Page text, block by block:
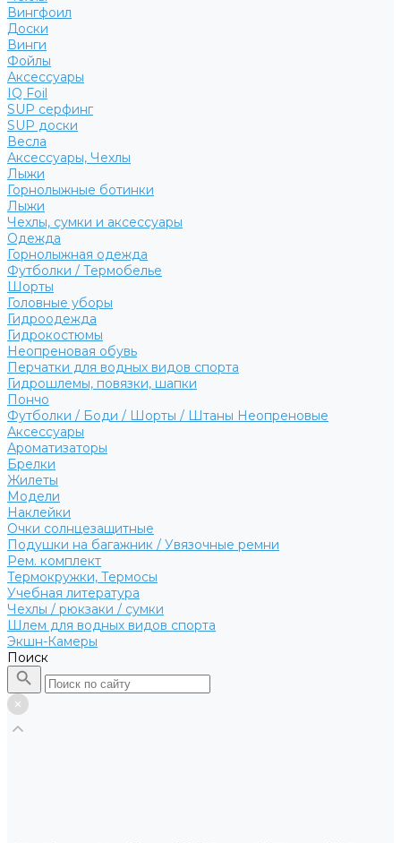
Вингфоил
Доски
Винги
Фойлы
Аксессуары
IQ Foil
SUP серфинг
SUP доски
Весла
Аксессуары, Чехлы
Лыжи
Горнолыжные ботинки
Лыжи
Чехлы, сумки и аксессуары
Одежда
Горнолыжная одежда
Футболки / Термобелье
Шорты
Головные уборы
Гидроодежда
Гидрокостюмы
Неопреновая обувь
Перчатки для водных видов спорта
Гидрошлемы, повязки, шапки
Пончо
Футболки / Боди / Шорты / Штаны Неопреновые
Аксессуары
Ароматизаторы
Брелки
Жилеты
Модели
Наклейки
Очки солнцезащитные
Подушки на багажник / Увязочные ремни
Рем. комплект
Термокружки, Термосы
Учебная литература
Чехлы / рюкзаки / сумки
Шлем для водных видов спорта
Экшн-Камеры
Поиск